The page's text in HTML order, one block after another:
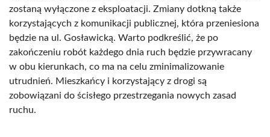
zostaną wyłączone z eksploatacji. Zmiany dotkną także
korzystających z komunikacji publicznej, która przeniesiona
będzie na ul. Gosławicką. Warto podkreślić, że po
zakończeniu robót każdego dnia ruch będzie przywracany
w obu kierunkach, co ma na celu zminimalizowanie
utrudnień. Mieszkańcy i korzystający z drogi są
zobowiązani do ścisłego przestrzegania nowych zasad
ruchu.